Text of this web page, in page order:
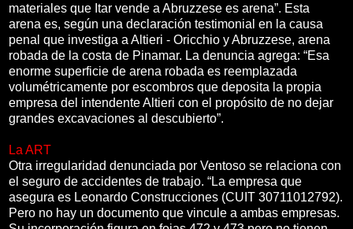
materiales que Itar vende a Abruzzese es arena”. Esta
arena es, según una declaración testimonial en la causa
penal que investiga a Altieri - Oricchio y Abruzzese, arena
robada de la costa de Pinamar. La denuncia agrega: “Esa
enorme superficie de arena robada es reemplazada
volumétricamente por escombros que deposita la propia
empresa del intendente Altieri con el propósito de no dejar
grandes excavaciones al descubierto”.
La ART
Otra irregularidad denunciada por Ventoso se relaciona con
el seguro de accidentes de trabajo. “La empresa que
asegura es Leonardo Construcciones (CUIT 30711012792).
Pero no hay un documento que vincule a ambas empresas.